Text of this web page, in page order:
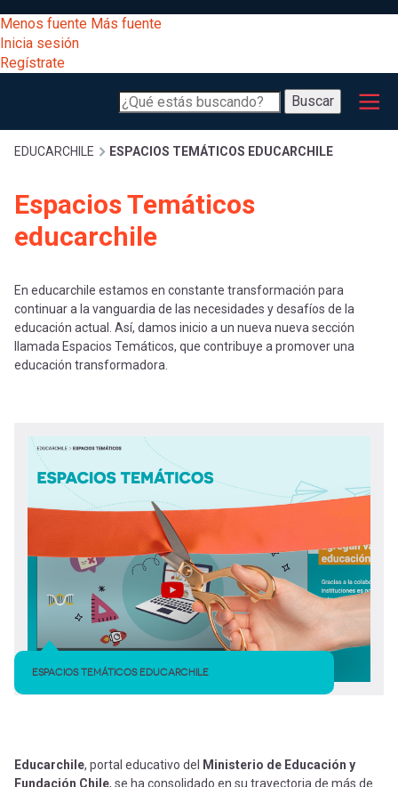
al
contenido
principal
[Educarchile
Escritorio]
Menú
entrar
a
mi
Menos fuente Más fuente
Inicia sesión
Regístrate
Buscar
Buscar
Menú
principal
Desarrollo
Expand
Gestión
Expand
Comunidad
Exploración
Expand
[Educarchile
Mobile]
Menú
entrar
mi
Inicia
sesión
Sobrescribir
enlaces
de
ayuda
a
la
navegación
EDUCARCHILE ESPACIOS TEMÁTICOS EDUCARCHILE
Espacios Temáticos
educarchile
En educarchile estamos en constante transformación para
continuar a la vanguardia de las necesidades y desafíos de la
educación actual. Así, damos inicio a un nueva nueva sección
llamada Espacios Temáticos, que contribuye a promover una
educación transformadora.
ESPACIOS TEMÁTICOS EDUCARCHILE
Educarchile, portal educativo del
Ministerio de Educación y
Fundación Chile, se ha consolidado en su trayectoria de más de